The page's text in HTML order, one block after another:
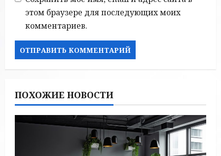
этом браузере для последующих моих
комментариев.
ПОХОЖИЕ НОВОСТИ